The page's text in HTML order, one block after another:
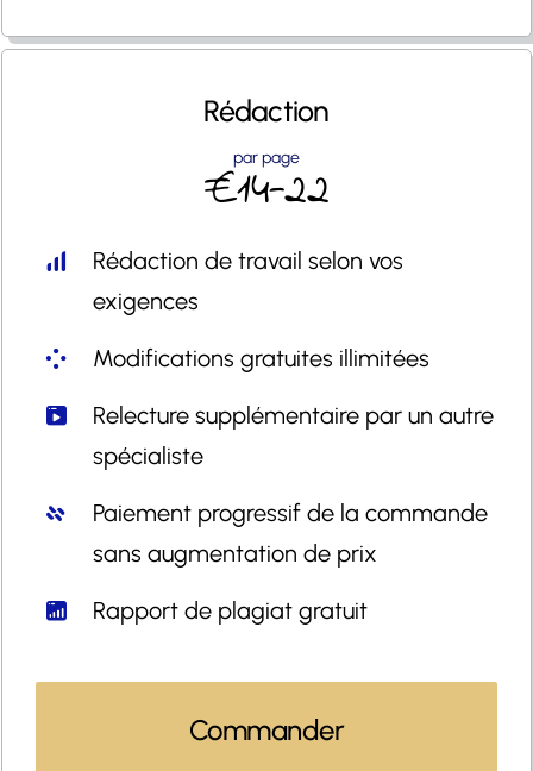
Rédaction
par page
€14-22
Rédaction de travail selon vos
exigences
Modifications gratuites illimitées
Relecture supplémentaire par un autre
spécialiste
Paiement progressif de la commande
sans augmentation de prix
Rapport de plagiat gratuit
Commander